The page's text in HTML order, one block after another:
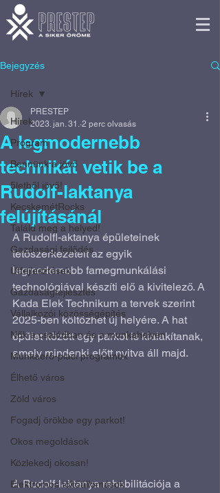
Bejegyzés
Hírek
Program
Bennünk a jövő
5letből jövő!
KecskemétRocks
Találd meg a helyed!
Gazdasági fejlődés
Útfejlesztések
Gazdaságfejlesztés
Vállalkozói közösségépítés
Nők a családban és a munkahelyen
Munkaerő-piaci programok
Élhető város
Zöld város
Fogadj örökbe egy parkot!
Okos megoldások
Közlekedj okosan!
Elektromos töltőállomások
Hírek
A legmodernebb
technikát vetik be a
Rudolf-laktanya
felújításánál
PRESTEP
2023. jan. 31. 2 perc olvasás
A Rudolfl-aktanya épületeinek
tetőszerkezeteit az egyik
legmodernebb famegmunkálási
technológiával készíti elő a kivitelező. A
Kada Elek Technikum a tervek szerint
2025-ben költözhet új helyére. A hat
épület között egy parkot is kialakítanak,
amely mindenki előtt nyitva áll majd.
A Rudolf-laktanya rehabilitációja a